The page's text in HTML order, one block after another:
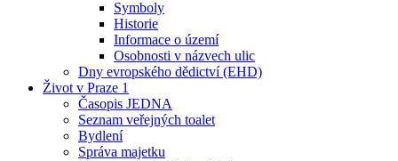
Symboly
Historie
Informace o území
Osobnosti v názvech ulic
Dny evropského dědictví (EHD)
Život v Praze 1
Časopis JEDNA
Seznam veřejných toalet
Bydlení
Správa majetku